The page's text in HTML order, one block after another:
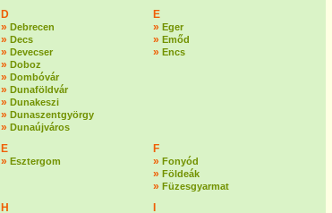
D
» Debrecen
» Decs
» Devecser
» Doboz
» Dombóvár
» Dunaföldvár
» Dunakeszi
» Dunaszentgyörgy
» Dunaújváros
E
» Eger
» Emőd
» Encs
E
» Esztergom
F
» Fonyód
» Földeák
» Füzesgyarmat
H